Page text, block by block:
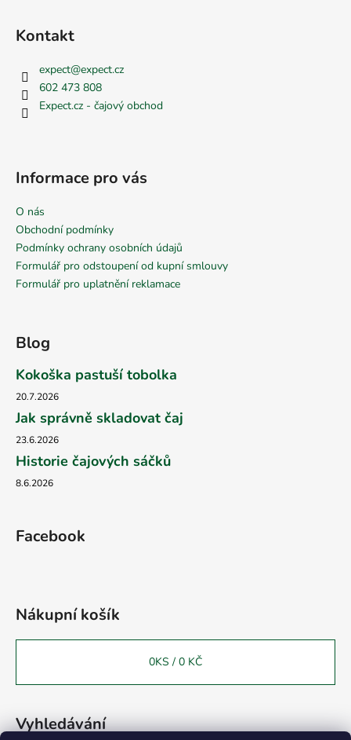
Kontakt
expect@expect.cz
602 473 808
Expect.cz - čajový obchod
Informace pro vás
O nás
Obchodní podmínky
Podmínky ochrany osobních údajů
Formulář pro odstoupení od kupní smlouvy
Formulář pro uplatnění reklamace
Blog
Kokoška pastuší tobolka
20.7.2026
Jak správně skladovat čaj
23.6.2026
Historie čajových sáčků
8.6.2026
Facebook
Nákupní košík
0KS / 0 KČ
Vyhledávání